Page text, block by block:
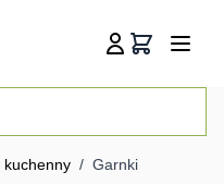
Koszyk
kuchenny / Garnki